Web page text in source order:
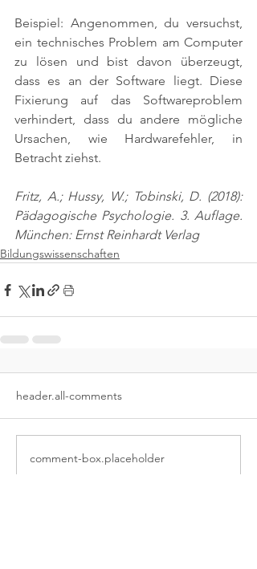
Beispiel: Angenommen, du versuchst,
ein technisches Problem am Computer
zu lösen und bist davon überzeugt,
dass es an der Software liegt. Diese
Fixierung auf das Softwareproblem
verhindert, dass du andere mögliche
Ursachen, wie Hardwarefehler, in
Betracht ziehst.
Fritz, A.; Hussy, W.; Tobinski, D. (2018):
Pädagogische Psychologie. 3. Auflage.
München: Ernst Reinhardt Verlag
Bildungswissenschaften
header.all-comments
comment-box.placeholder